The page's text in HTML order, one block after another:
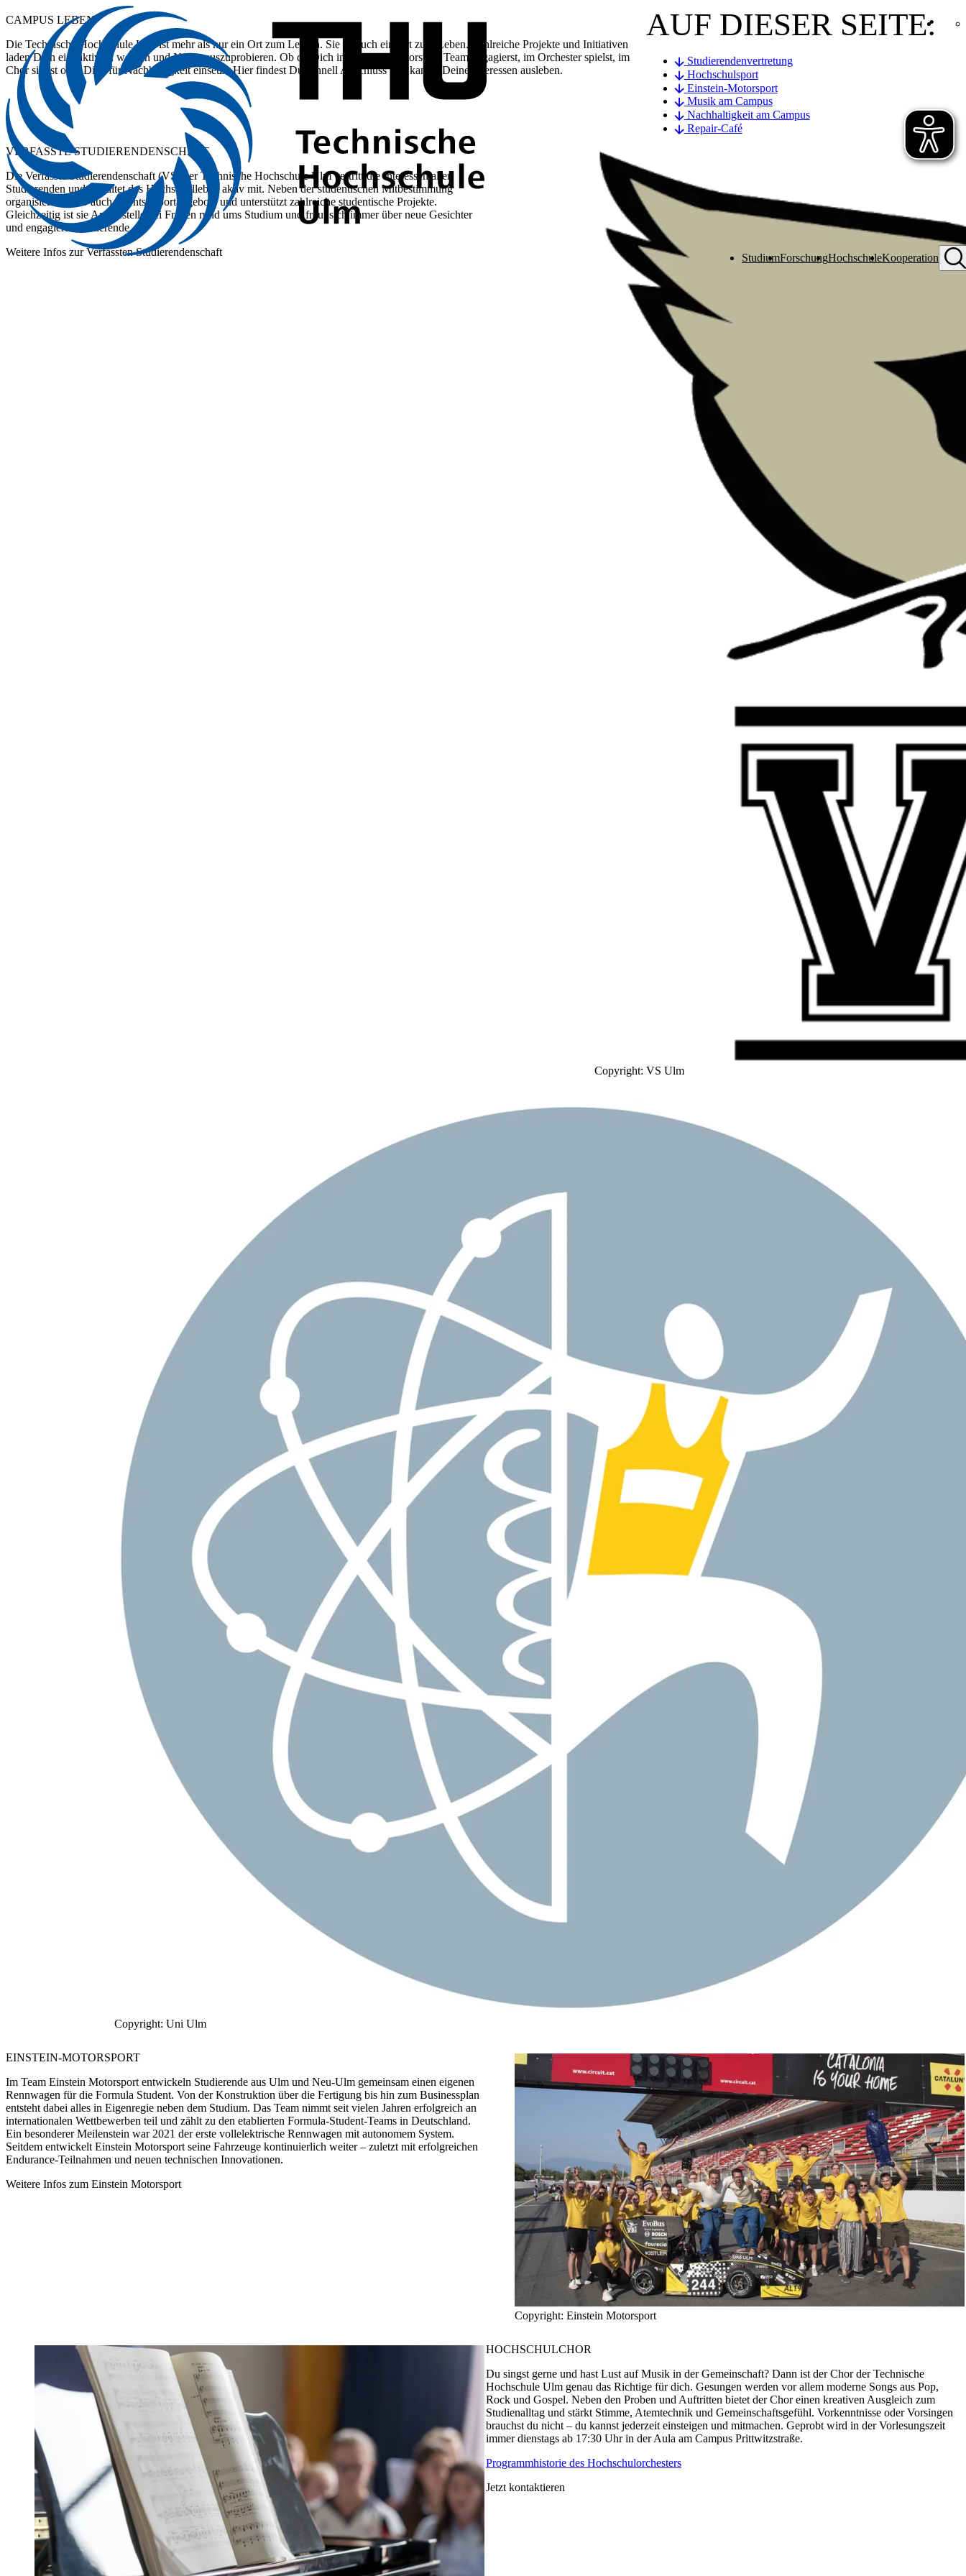
StudiumForschungHochschuleKooperation
CAMPUS LEBEN
Die Technische Hochschule Ulm ist mehr als nur ein Ort zum Lernen. Sie ist auch ein Ort zum Leben. Zahlreiche Projekte und Initiativen
laden Dich ein, aktiv zu werden und Neues auszuprobieren. Ob du Dich im Einstein Motorsport Team engagierst, im Orchester spielst, im
Chor singst oder Dich für Nachhaltigkeit einsetzt. Hier findest Du schnell Anschluss und kannst Deine Interessen ausleben.
AUF DIESER SEITE:
Studierendenvertretung
Hochschulsport
Einstein-Motorsport
Musik am Campus
Nachhaltigkeit am Campus
Repair-Café
VERFASSTE STUDIERENDENSCHAFT
Die Verfasste Studierendenschaft (VS) der Technische Hochschule Ulm vertritt die Interessen aller
Studierenden und gestaltet das Hochschulleben aktiv mit. Neben der studentischen Mitbestimmung
organisiert die VS auch Events, Sportangebote und unterstützt zahlreiche studentische Projekte.
Gleichzeitig ist sie Anlaufstelle bei Fragen rund ums Studium und freut sich immer über neue Gesichter
und engagierte Studierende.
Weitere Infos zur Verfassten Studierendenschaft
Copyright: VS Ulm
Copyright: Uni Ulm
HOCHSCHULSPORT
In Kooperation mit der Universität Ulm haben alle Studierenden der THU die Möglichkeit, das dortige
Hochschulsportprogramm mit einer ganzen Reihe von Team- und Einzel-Sportarten in Anspruch zu
Auch am THU-Campus selbst gibt es Gelegenheiten, Sport zu treiben. Das THU-Laufteam nimmt an
Rennen und Läufen wie dem Einstein Marathon oder dem Spartacour Mud Run teil. Infos dazu finden
Hochschulangehörige über den Moodle-Kurs „THU Laufteam“.
Hochschulsport - Universität Ulm
EINSTEIN-MOTORSPORT
Im Team Einstein Motorsport entwickeln Studierende aus Ulm und Neu-Ulm gemeinsam einen eigenen
Rennwagen für die Formula Student. Von der Konstruktion über die Fertigung bis hin zum Businessplan
entsteht dabei alles in Eigenregie neben dem Studium. Das Team nimmt seit vielen Jahren erfolgreich an
internationalen Wettbewerben teil und zählt zu den etablierten Formula-Student-Teams in Deutschland.
Ein besonderer Meilenstein war 2021 der erste vollelektrische Rennwagen mit autonomem System.
Seitdem entwickelt Einstein Motorsport seine Fahrzeuge kontinuierlich weiter – zuletzt mit erfolgreichen
Endurance-Teilnahmen und neuen technischen Innovationen.
Weitere Infos zum Einstein Motorsport
Copyright: Einstein Motorsport
HOCHSCHULCHOR
Du singst gerne und hast Lust auf Musik in der Gemeinschaft? Dann ist der Chor der Technische
Hochschule Ulm genau das Richtige für dich. Gesungen werden vor allem moderne Songs aus Pop,
Rock und Gospel. Neben den Proben und Auftritten bietet der Chor einen kreativen Ausgleich zum
Studienalltag und stärkt Stimme, Atemtechnik und Gemeinschaftsgefühl. Vorkenntnisse oder Vorsingen
brauchst du nicht – du kannst jederzeit einsteigen und mitmachen. Geprobt wird in der Vorlesungszeit
immer dienstags ab 17:30 Uhr in der Aula am Campus Prittwitzstraße.
Programmhistorie des Hochschulorchesters
Jetzt kontaktieren